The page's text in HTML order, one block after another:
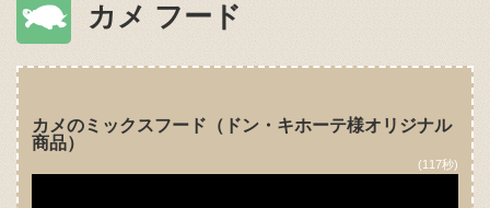
カメ フード
カメのミックスフード（ドン・キホーテ様オリジナル
商品）
(117秒)